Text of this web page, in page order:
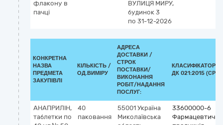
флакону в
пачці
ВУЛИЦЯ МИРУ,
будинок 3
по 31-12-2026
КОНКРЕТНА
НАЗВА
ПРЕДМЕТА
ЗАКУПІВЛІ
КІЛЬКІСТЬ /
ОД.ВИМІРУ
АДРЕСА
ДОСТАВКИ /
СТРОК
ПОСТАВКИ/
ВИКОНАННЯ
РОБІТ/НАДАННЯ
ПОСЛУГ:
КЛАСИФІКАТОР
ДК 021:2015 (CPV)
АНАПРИЛІН,
таблетки по
40
паковання
55001 Україна
Миколаївська
33600000-6
Фармацевтична